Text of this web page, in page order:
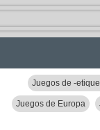
Juegos de -
Juegos de Europa